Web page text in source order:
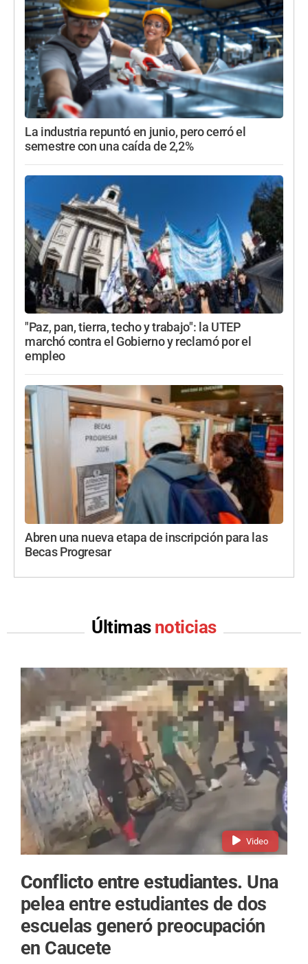
La industria repuntó en junio, pero cerró el
semestre con una caída de 2,2%
"Paz, pan, tierra, techo y trabajo": la UTEP
marchó contra el Gobierno y reclamó por el
empleo
Abren una nueva etapa de inscripción para las
Becas Progresar
Últimas noticias
Video
Conflicto entre estudiantes. Una
pelea entre estudiantes de dos
escuelas generó preocupación
en Caucete